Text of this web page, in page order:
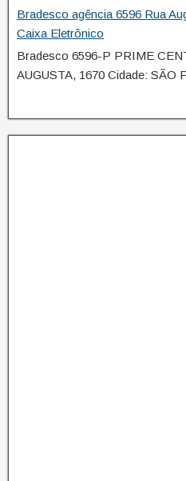
Bradesco agência 6596 Rua
Caixa Eletrônico
Bradesco 6596-P PRIME
AUGUSTA, 1670 Cidade: